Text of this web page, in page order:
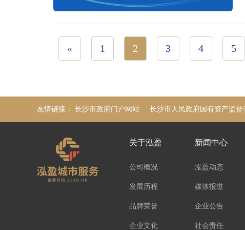
« 1 2 3 4 5
友情链接： 长沙市政府门户网站 长沙市人民政府国有资产监督
关于泓盈
公司概况
发展历程
品牌荣誉
企业文化
新闻中心
泓盈动态
媒体报道
企业公告
社会责任